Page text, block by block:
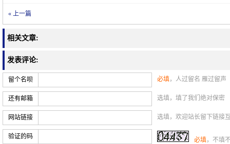
« 上一篇
相关文章:
发表评论:
留个名呗 必填，人过留名 雁过留声
还有邮箱 选填，填了我们绝对保密
网站链接 选填，欢迎站长留下链接
验证的码 必填，不填